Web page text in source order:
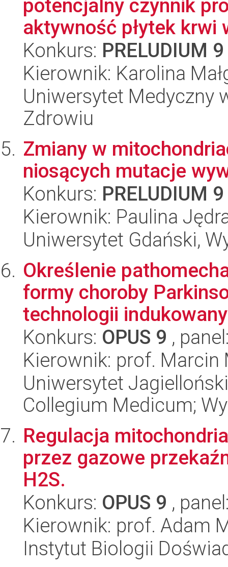
potencjalny czynnik
aktywność płytek krwi
Konkurs: PRELUDIUM 9
Kierownik: Karolina
Uniwersytet Medyczny
Zdrowiu
Zmiany w
niosących mutacje
Konkurs: PRELUDIUM 9
Kierownik: Paulina
Uniwersytet Gdański,
Określenie
formy choroby
technologii
Konkurs: OPUS 9 ,
Kierownik: prof. Marcin
Uniwersytet
Collegium Medicum;
Regulacja
przez gazowe
H2S.
Konkurs: OPUS 9 ,
Kierownik: prof. Adam
Instytut Biologii